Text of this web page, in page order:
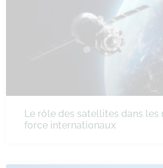
Le rôle des satellites dans les
force internationaux